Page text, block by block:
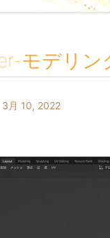
モデリ
3月 10, 2022